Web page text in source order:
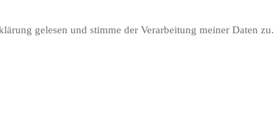
gelesen und stimme der Verarbeitung meiner Daten zu.